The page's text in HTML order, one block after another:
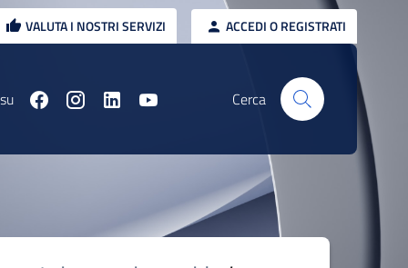
VALUTA I NOSTRI SERVIZI ACCEDI O REGISTRATI
Cerca